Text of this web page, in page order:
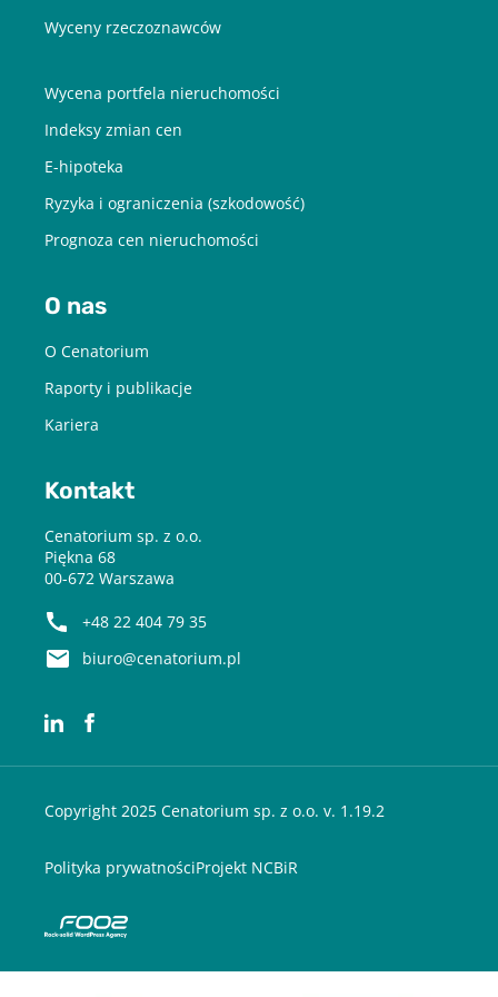
Wyceny rzeczoznawców
Wycena portfela nieruchomości
Indeksy zmian cen
E-hipoteka
Ryzyka i ograniczenia (szkodowość)
Prognoza cen nieruchomości
O nas
O Cenatorium
Raporty i publikacje
Kariera
Kontakt
Cenatorium sp. z o.o.
Piękna 68
00-672 Warszawa
+48 22 404 79 35
biuro@cenatorium.pl
Copyright 2025 Cenatorium sp. z o.o. v. 1.19.2
Polityka prywatnościProjekt NCBiR